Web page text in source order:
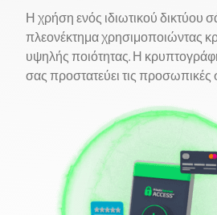
Η χρήση ενός ιδιωτικού δικτύου
πλεονέκτημα χρησιμοποιώντας
υψηλής ποιότητας. Η
σας προστατεύει τις